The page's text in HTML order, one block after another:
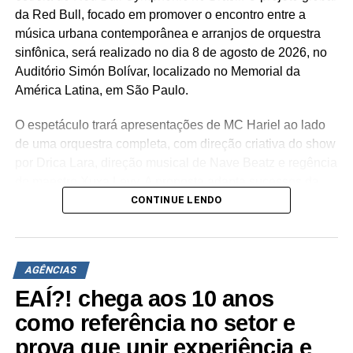
NÃO PERCA
Projeto traz tendências para a promoção de
grandes shows
da Red Bull, focado em promover o encontro entre a
música urbana contemporânea e arranjos de orquestra
sinfônica, será realizado no dia 8 de agosto de 2026, no
Auditório Simón Bolívar, localizado no Memorial da
América Latina, em São Paulo.
O espetáculo trará apresentações de MC Hariel ao lado
de uma orquestra completa, com direção criativa do show
trajetória do artista paulista para arranjos orquestrais
um palco desenhado especialmente para a ocasião por
Drica Lara, sistema de iluminação cênica, sonorização de
alta fidelidade e painéis de LED direcionados ao
alinhamento audiovisual. A narrativa imersiva estende a
experiência do público desde a recepção no espaço até o
CONTINUE LENDO
AGÊNCIAS
EAÍ?! chega aos 10 anos
como referência no setor e
prova que unir experiência e